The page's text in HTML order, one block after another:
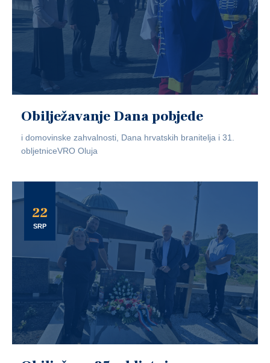
Obilježavanje Dana pobjede
i domovinske zahvalnosti, Dana hrvatskih branitelja i 31.
obljetniceVRO Oluja
22
SRP